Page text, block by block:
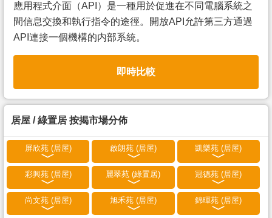
應用程式介面（API）是一種用於促進在不同電腦系統之
間信息交換和執行指令的途徑。開放API允許第三方通過
API連接一個機構的内部系統。
即時比較
居屋 / 綠置居 按揭市場分佈
屏欣苑 (居屋) 啟朗苑 (居屋) 凱樂苑 (居屋)
彩興苑 (居屋) 麗翠苑 (綠置居) 冠德苑 (居屋)
尚文苑 (居屋) 旭禾苑 (居屋) 錦暉苑 (居屋)